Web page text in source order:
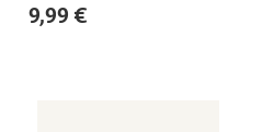
9,99 €